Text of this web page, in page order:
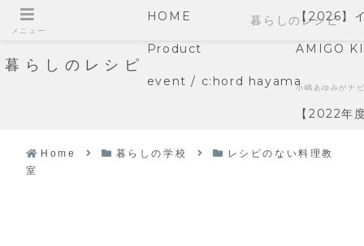
暮らしのレシピ
HOME 【2026】
Product AMIGO
event / c:hord hayama小嶋あゆみがナ
【2022年
Home 暮らしの学校
レシピのない料理教
室
メニュー
暮らしのレシピ